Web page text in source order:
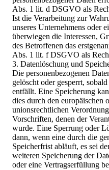
Abs. 1 lit. d DSGVO als
Ist die Verarbeitung zur
unseres Unternehmens oder
überwiegen die Interessen,
des Betroffenen das
Abs. 1 lit. f DSGVO als
3. Datenlöschung und
Die personenbezogenen
gelöscht oder gesperrt,
entfällt. Eine Speicherung
dies durch den europäischen
unionsrechtlichen
Vorschriften, denen der
wurde. Eine Sperrung oder
dann, wenn eine durch die
Speicherfrist abläuft, es sei
weiteren Speicherung der
oder eine Vertragserfüllung